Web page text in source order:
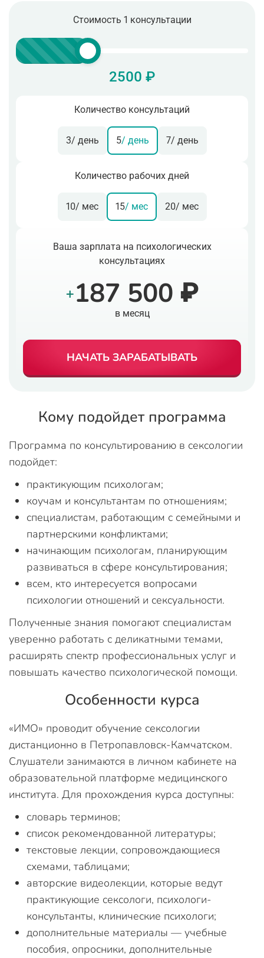
Стоимость 1 консультации
2500 ₽
Количество консультаций
3/ день 5/ день 7/ день
Количество рабочих дней
10/ мес 15/ мес 20/ мес
Ваша зарплата на психологических
консультациях
+187 500 ₽
в месяц
НАЧАТЬ ЗАРАБАТЫВАТЬ
Кому подойдет программа
Программа по консультированию в сексологии
подойдет:
практикующим психологам;
коучам и консультантам по отношениям;
специалистам, работающим с семейными и
партнерскими конфликтами;
начинающим психологам, планирующим
развиваться в сфере консультирования;
всем, кто интересуется вопросами
психологии отношений и сексуальности.
Полученные знания помогают специалистам
уверенно работать с деликатными темами,
расширять спектр профессиональных услуг и
повышать качество психологической помощи.
Особенности курса
«ИМО» проводит обучение сексологии
дистанционно в Петропавловск-Камчатском.
Слушатели занимаются в личном кабинете на
образовательной платформе медицинского
института. Для прохождения курса доступны:
словарь терминов;
список рекомендованной литературы;
текстовые лекции, сопровождающиеся
схемами, таблицами;
авторские видеолекции, которые ведут
практикующие сексологи, психологи-
консультанты, клинические психологи;
дополнительные материалы — учебные
пособия, опросники, дополнительные